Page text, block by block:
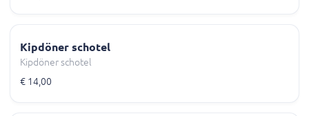
Kipdöner schotel
Kipdöner schotel
€ 14,00